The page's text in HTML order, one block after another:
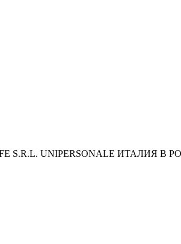
UNIPERSONALE ИТАЛИЯ В